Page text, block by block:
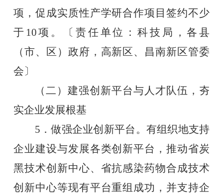
项，促成实质性产学研合作项目签约不少
于10项。〔责任单位：科技局，各县
（市、区）政府，高新区、昌南新区管委
会〕
（二）建强创新平台与人才队伍，夯
实企业发展根基
5．做强企业创新平台。有组织地支持
企业建设与发展各类创新平台，推动省炭
黑技术创新中心、省抗感染药物合成技术
创新中心等现有平台重组成功，并支持企